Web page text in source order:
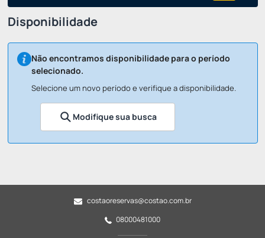
Disponibilidade
Não encontramos disponibilidade para o período
selecionado.
Selecione um novo período e verifique a disponibilidade.
Modifique sua busca
costaoreservas@costao.com.br
08000481000